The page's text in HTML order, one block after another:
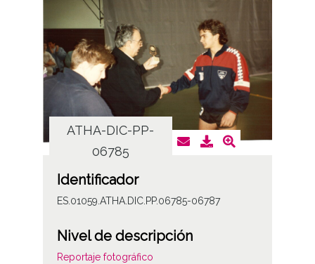
ATHA-DIC-PP-
06785
Identificador
ES.01059.ATHA.DIC.PP.06785-06787
Nivel de descripción
Reportaje fotográfico